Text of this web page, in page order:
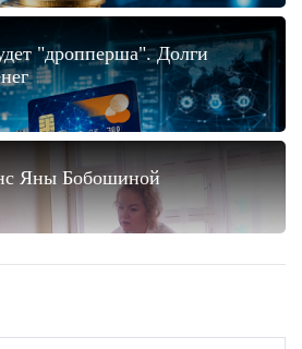
"дропперша". Долги
Яны Бобошиной